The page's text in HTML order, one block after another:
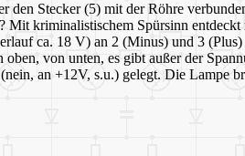
den Stecker (5) mit der Röhre
kriminalistischem Spürsinn entdeckt
ca. 18 V) an 2 (Minus) und 3 (Plus)
von unten, es gibt außer der
an +12V, s.u.) gelegt. Die Lampe